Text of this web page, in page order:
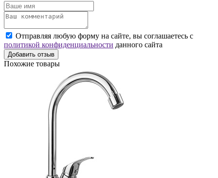
Отправляя любую форму на сайте, вы соглашаетесь с
политикой конфиденциальности данного сайта
Добавить отзыв
Похожие товары